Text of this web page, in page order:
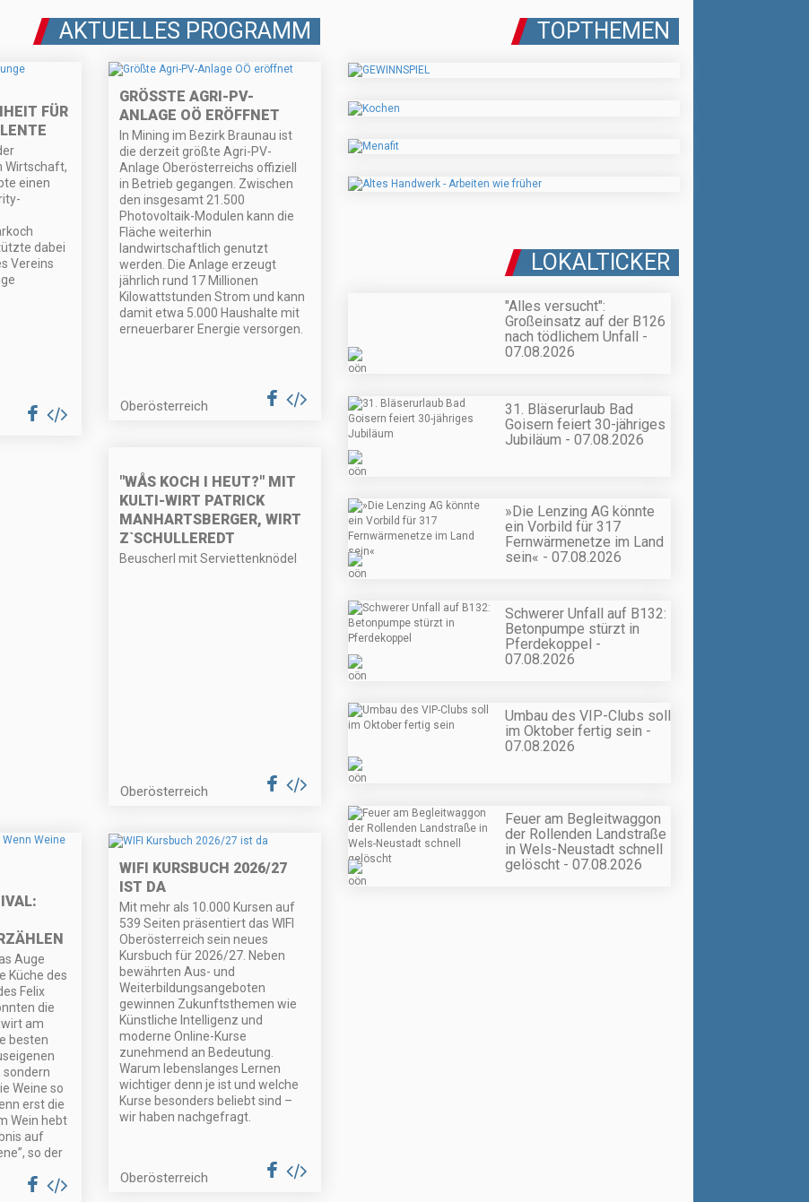
AKTUELLES PROGRAMM
FÜR
Wirtschaft,
einen
dabei
Vereins
GRÖSSTE AGRI-PV-A
NLAGE OÖ ERÖFFNET
In Mining im Bezirk Braunau ist
die derzeit größte Agri-PV-
Anlage Oberösterreichs offiziell
in Betrieb gegangen. Zwischen
den insgesamt 21.500
Photovoltaik-Modulen kann die
Fläche weiterhin
landwirtschaftlich genutzt
werden. Die Anlage erzeugt
jährlich rund 17 Millionen
Kilowattstunden Strom und kann
damit etwa 5.000 Haushalte mit
erneuerbarer Energie versorgen.
Oberösterreich
"WÅS KOCH I HEUT?" MIT
KULTI-WIRT PATRICK
MANHARTSBERGER, WIRT
Z`SCHULLEREDT
Beuscherl mit Serviettenknödel
Oberösterreich
Auge
Küche des
Felix
die
am
besten
sondern
Weine so
erst die
Wein hebt
auf
so der
WIFI KURSBUCH 2026/27
IST DA
Mit mehr als 10.000 Kursen auf
539 Seiten präsentiert das WIFI
Oberösterreich sein neues
Kursbuch für 2026/27. Neben
bewährten Aus- und
Weiterbildungsangeboten
gewinnen Zukunftsthemen wie
Künstliche Intelligenz und
moderne Online-Kurse
zunehmend an Bedeutung.
Warum lebenslanges Lernen
wichtiger denn je ist und welche
Kurse besonders beliebt sind –
wir haben nachgefragt.
Oberösterreich
TOPTHEMEN
LOKALTICKER
"Alles versucht":
Großeinsatz auf der B126
nach tödlichem Unfall -
07.08.2026
31. Bläserurlaub Bad
Goisern feiert 30-jähriges
Jubiläum - 07.08.2026
»Die Lenzing AG könnte
ein Vorbild für 317
Fernwärmenetze im Land
sein« - 07.08.2026
Schwerer Unfall auf B132:
Betonpumpe stürzt in
Pferdekoppel -
07.08.2026
Umbau des VIP-Clubs soll
im Oktober fertig sein -
07.08.2026
Feuer am Begleitwaggon
der Rollenden Landstraße
in Wels-Neustadt schnell
gelöscht - 07.08.2026